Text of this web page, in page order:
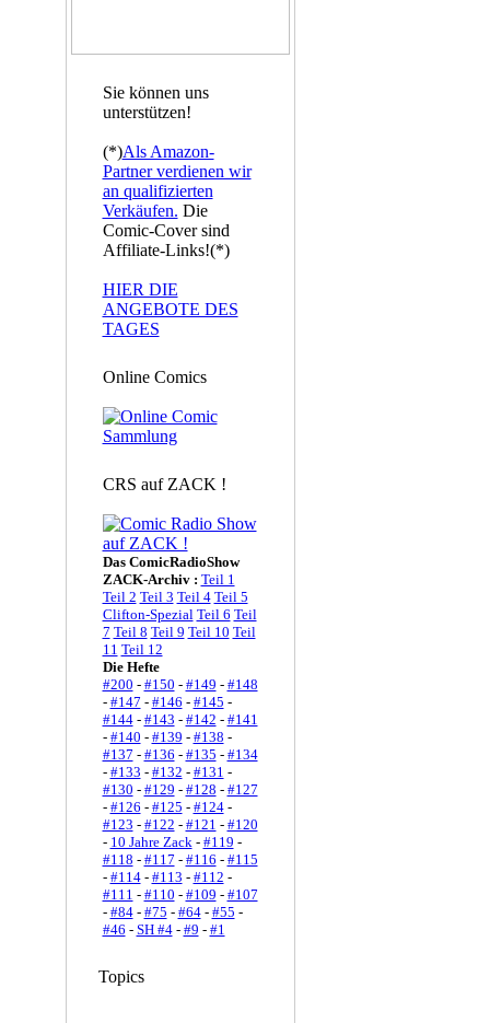
Sie können uns
unterstützen!
(*)Als Amazon-
Partner verdienen wir
an qualifizierten
Verkäufen. Die
Comic-Cover sind
Affiliate-Links!(*)
HIER DIE
ANGEBOTE DES
TAGES
Online Comics
CRS auf ZACK !
Das ComicRadioShow
ZACK-Archiv : Teil 1
Teil 2 Teil 3 Teil 4 Teil 5
Clifton-Spezial Teil 6 Teil
7 Teil 8 Teil 9 Teil 10 Teil
11 Teil 12
Die Hefte
#200 - #150 - #149 - #148
- #147 - #146 - #145 -
#144- #143 - #142 - #141
- #140 - #139 - #138 -
#137 - #136 - #135 - #134
- #133 - #132 - #131 -
#130 - #129 - #128 - #127
- #126 - #125 - #124-
#123 - #122 - #121 - #120
- 10 Jahre Zack- #119 -
#118 - #117 - #116 - #115
- #114- #113 - #112 -
#111 - #110 - #109 - #107
- #84- #75 - #64- #55 -
#46 - SH #4- #9 - #1
Topics